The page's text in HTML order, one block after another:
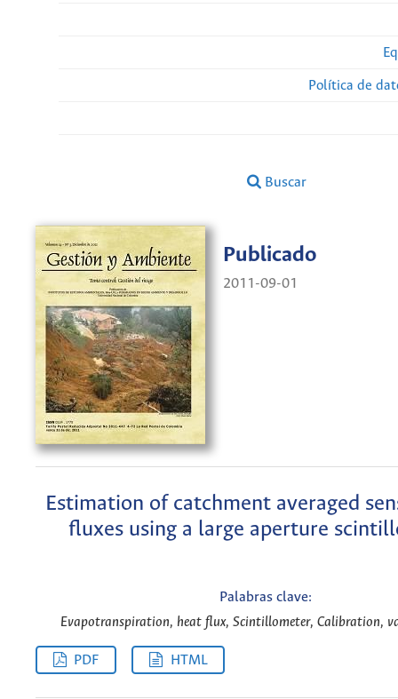
Política de
Buscar
Publicado
2011-09-01
Estimation of catchment averaged
fluxes using a large aperture
Palabras clave:
Evapotranspiration, heat flux, Scintillometer, Calibration,
PDF HTML